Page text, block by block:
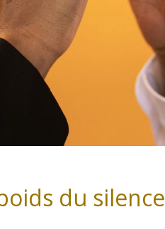
du silence